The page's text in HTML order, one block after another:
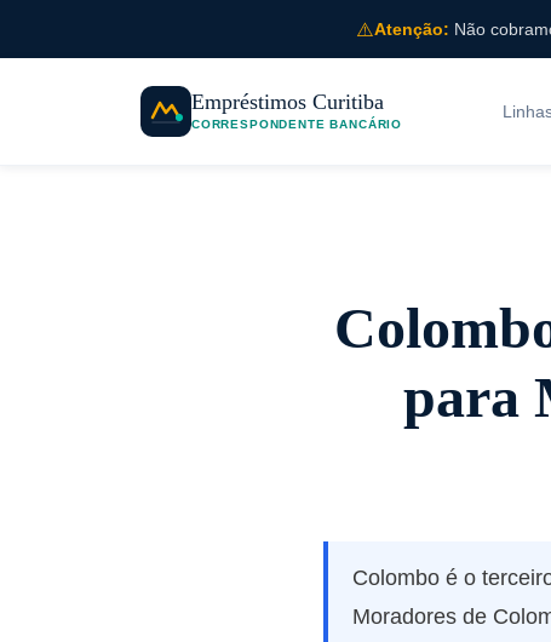
⚠️Atenção: Não
Empréstimos Curitiba
CORRESPONDENTE BANCÁRIO
para
Colombo é o
Moradores de